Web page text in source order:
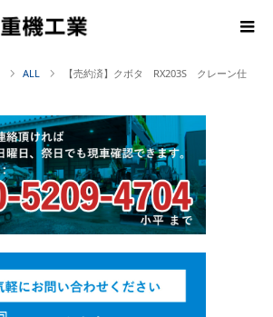
ALL
【売約済】クボタ RX203S クレーン仕